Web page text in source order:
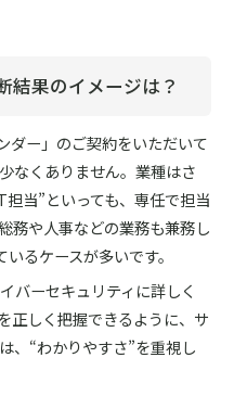
結果のイメージは？
ダー」のご契約をいただいて
なくありません。業種はさ
当”といっても、専任で担当
務や人事などの業務も兼務し
るケースが多いです。
バーセキュリティに詳しく
正しく把握できるように、サ
、“わかりやすさ”を重視し